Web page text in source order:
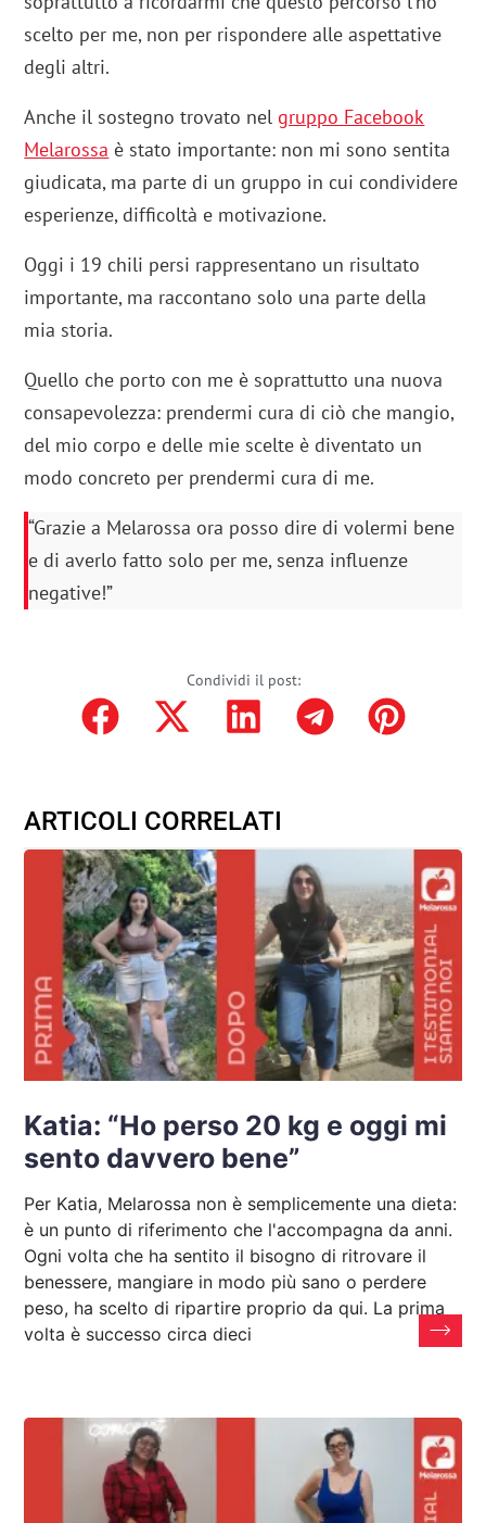
scelto per me, non per rispondere alle aspettative
degli altri.
Anche il sostegno trovato nelgruppo Facebook
Melarossa è stato importante: non mi sono sentita
giudicata, ma parte di un gruppo in cui condividere
esperienze, difficoltà e motivazione.
Oggi i 19 chili persi rappresentano un risultato
importante, ma raccontano solo una parte della
mia storia.
Quello che porto con me è soprattutto una nuova
consapevolezza: prendermi cura di ciò che mangio,
del mio corpo e delle mie scelte è diventato un
modo concreto per prendermi cura di me.
“Grazie a Melarossa ora posso dire di volermi bene
e di averlo fatto solo per me, senza influenze
negative!”
Condividi il post:
ARTICOLI CORRELATI
Katia: “Ho perso 20 kg e oggi mi
sento davvero bene”
Per Katia, Melarossa non è semplicemente una dieta:
è un punto di riferimento che l'accompagna da anni.
Ogni volta che ha sentito il bisogno di ritrovare il
benessere, mangiare in modo più sano o perdere
peso, ha scelto di ripartire proprio da qui. La prima
volta è successo circa dieci